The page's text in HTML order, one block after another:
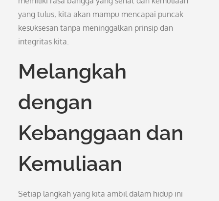
yang tulus, kita akan mampu mencapai puncak
kesuksesan tanpa meninggalkan prinsip dan
integritas kita.
Melangkah
dengan
Kebanggaan dan
Kemuliaan
Setiap langkah yang kita ambil dalam hidup ini